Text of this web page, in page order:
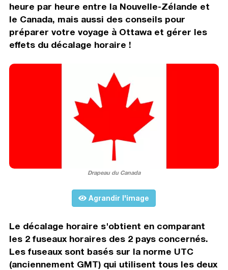
heure par heure entre la Nouvelle-Zélande et
le Canada, mais aussi des conseils pour
préparer votre voyage à Ottawa et gérer les
effets du décalage horaire !
Drapeau du Canada
Agrandir l'image
Le décalage horaire s'obtient en comparant
les 2 fuseaux horaires des 2 pays concernés.
Les fuseaux sont basés sur la norme UTC
(anciennement GMT) qui utilisent tous les deux